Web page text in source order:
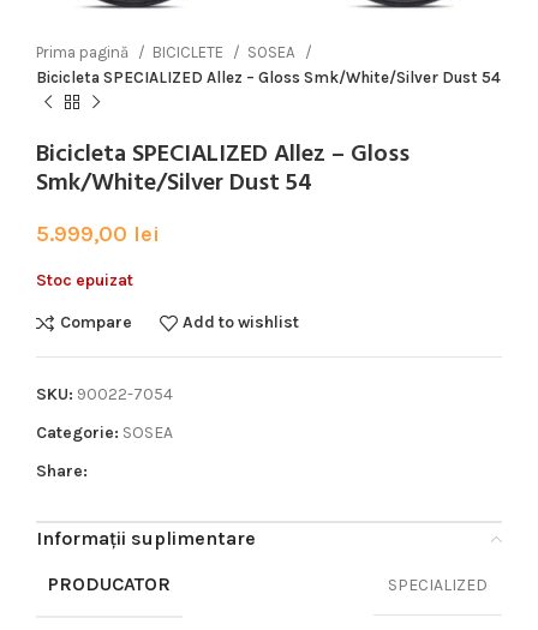
Prima pagină BICICLETE
SOSEA
Bicicleta SPECIALIZED Allez – Gloss Smk/White/Silver Dust 54
Bicicleta SPECIALIZED Allez – Gloss
Smk/White/Silver Dust 54
5.999,00 lei
Stoc epuizat
Compare Add to wishlist
SKU: 90022-7054
Categorie: SOSEA
Share:
Informații suplimentare
PRODUCATOR
SPECIALIZED